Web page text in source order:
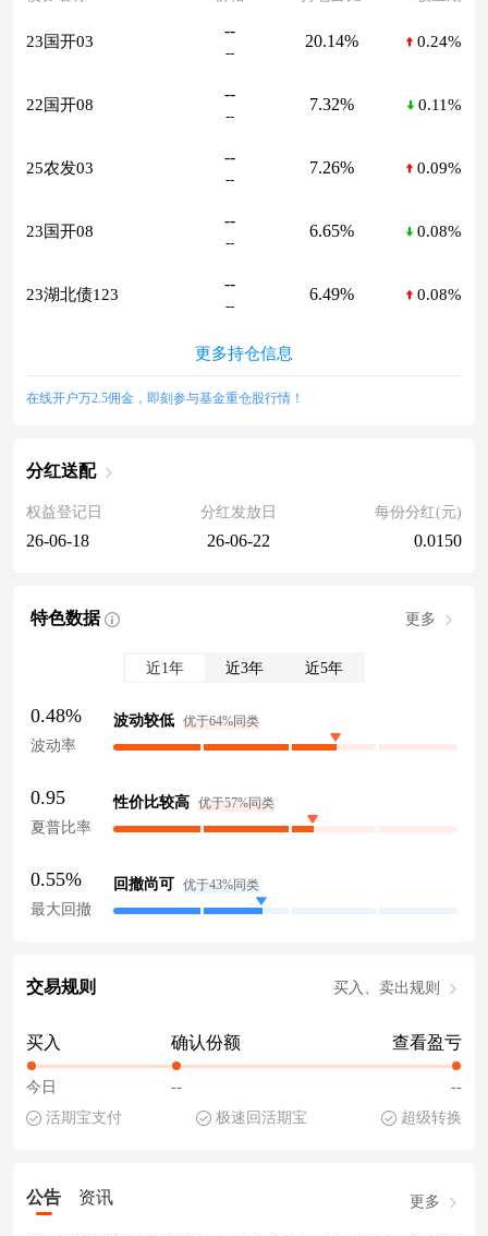
23国开03
--
--
20.14% 0.24%
22国开08
--
--
7.32% 0.11%
25农发03
--
--
7.26% 0.09%
23国开08
--
--
6.65% 0.08%
23湖北债123
--
--
6.49% 0.08%
更多持仓信息
在线开户万2.5佣金，即刻参与基金重仓股行情！
分红送配
权益登记日
26-06-18
分红发放日
26-06-22
每份分红(元)
0.0150
特色数据 更多
近1年 近3年 近5年
0.48%
波动率
波动较低 优于64%同类
0.95
夏普比率
性价比较高 优于57%同类
0.55%
最大回撤
回撤尚可 优于43%同类
交易规则 买入、卖出规则
买入
今日
确认份额
--
查看盈亏
--
活期宝支付
极速回活期宝 超级转换
公告 资讯 更多